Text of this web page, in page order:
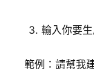
輸入你要
範例：請幫我